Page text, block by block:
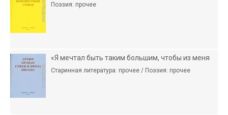
Поэзия: прочее
«Я мечтал быть таким большим, чтобы из меня
Старинная литература: прочее / Поэзия: прочее